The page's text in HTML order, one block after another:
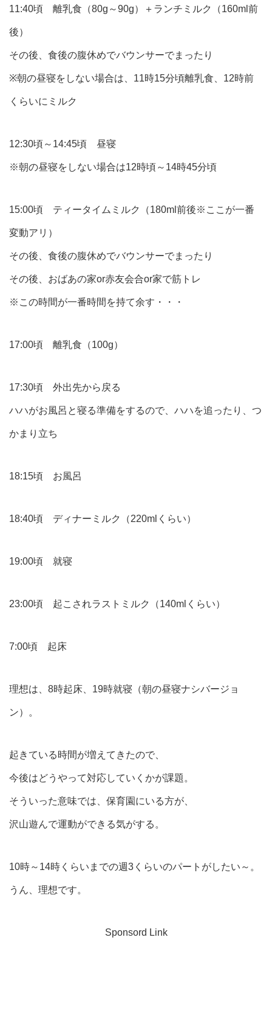
11:40頃 離乳食（80g～90g）＋ランチミルク（160ml前
後）
その後、食後の腹休めでバウンサーでまったり
※朝の昼寝をしない場合は、11時15分頃離乳食、12時前
くらいにミルク
12:30頃～14:45頃 昼寝
※朝の昼寝をしない場合は12時頃～14時45分頃
15:00頃 ティータイムミルク（180ml前後※ここが一番
変動アリ）
その後、食後の腹休めでバウンサーでまったり
その後、おばあの家or赤友会合or家で筋トレ
※この時間が一番時間を持て余す・・・
17:00頃 離乳食（100g）
17:30頃 外出先から戻る
ハハがお風呂と寝る準備をするので、ハハを追ったり、つ
かまり立ち
18:15頃 お風呂
18:40頃 ディナーミルク（220mlくらい）
19:00頃 就寝
23:00頃 起こされラストミルク（140mlくらい）
7:00頃 起床
理想は、8時起床、19時就寝（朝の昼寝ナシバージョ
ン）。
起きている時間が増えてきたので、
今後はどうやって対応していくかが課題。
そういった意味では、保育園にいる方が、
沢山遊んで運動ができる気がする。
10時～14時くらいまでの週3くらいのパートがしたい～。
うん、理想です。
Sponsord Link